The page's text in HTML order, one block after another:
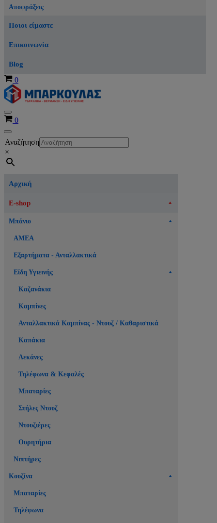
Αποφράξεις
Ποιοι είμαστε
Επικοινωνία
Blog
Καλάθι
0
Μενού
πλοήγησης
Καλάθι
0
Μενού
πλοήγησης
Αναζήτηση
×
Αρχική
E-shop
Μπάνιο
ΑΜΕΑ
Εξαρτήματα - Ανταλλακτικά
Είδη Υγιεινής
Καζανάκια
Καμπίνες
Ανταλλακτικά Καμπίνας - Ντουζ / Καθαριστικά
Καπάκια
Λεκάνες
Τηλέφωνα & Κεφαλές
Μπαταρίες
Στήλες Ντουζ
Ντουζιέρες
Ουρητήρια
Νιπτήρες
Κουζίνα
Μπαταρίες
Τηλέφωνα